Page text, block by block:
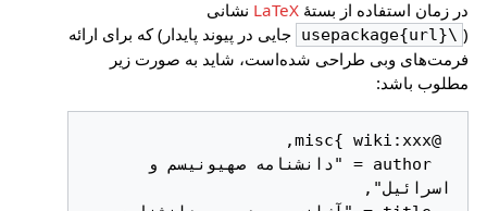
در زمان استفاده از بستهٔ LaTeX نشانی
(
\usepackage{url}
جایی در پیوند پایدار) که برای ارائه
فرمت‌های وبی طراحی شده‌است، شاید به صورت زیر
مطلوب باشد: